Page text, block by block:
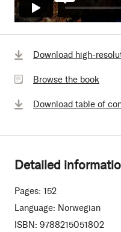
Download high-
Browse
bookBrowse the book
Download table of
Detailed
Pages: 152
Language: Norwegian
ISBN: 9788215051802